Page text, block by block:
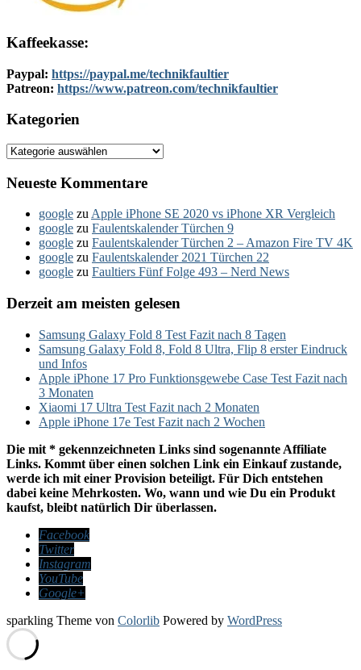
Kaffeekasse:
Paypal: https://paypal.me/technikfaultier
Patreon: https://www.patreon.com/technikfaultier
Kategorien
Kategorien
Neueste Kommentare
google zuApple iPhone SE 2020 vs iPhone XR Vergleich
google zu Faulentskalender Türchen 9
google zu Faulentskalender Türchen 2 – Amazon Fire TV 4K
google zu Faulentskalender 2021 Türchen 22
google zu Faultiers Fünf Folge 493 – Nerd News
Derzeit am meisten gelesen
Samsung Galaxy Fold 8 Test Fazit nach 8 Tagen
Samsung Galaxy Fold 8, Fold 8 Ultra, Flip 8 erster Eindruck
und Infos
Apple iPhone 17 Pro Funktionsgewebe Case Test Fazit nach
3 Monaten
Xiaomi 17 Ultra Test Fazit nach 2 Monaten
Apple iPhone 17e Test Fazit nach 2 Wochen
Die mit * gekennzeichneten Links sind sogenannte Affiliate
Links. Kommt über einen solchen Link ein Einkauf zustande,
werde ich mit einer Provision beteiligt. Für Dich entstehen
dabei keine Mehrkosten. Wo, wann und wie Du ein Produkt
kaufst, bleibt natürlich Dir überlassen.
Facebook
Twitter
Instagram
YouTube
Google+
sparkling Theme von Colorlib Powered by WordPress